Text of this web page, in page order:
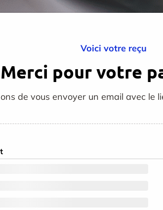
Voici votre reçu
Merci pour votre
de vous envoyer un email avec le